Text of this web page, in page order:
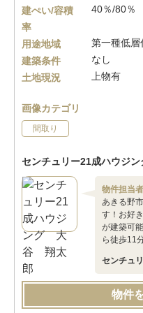
建ぺい/容積
率
40％/80％
用途地域
第一種低層
建築条件
なし
土地現況
上物有
画像カテゴリ
間取り
センチュリー21成ハウジン
物件担当
あきる野
す！お好
が建築可
ら徒歩11
センチュ
物件